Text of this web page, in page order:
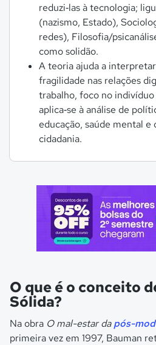
reduzi‑las à tecnologia;
(nazismo, Estado),
redes), Filosofia/
como solidão.
A teoria ajuda a
fragilidade nas relações
trabalho, foco no
aplica‑se à análise de
educação, saúde mental e
cidadania.
O que é o conceito
Sólida?
Na obra O mal-estar dapós-
primeira vez em 1997, Bauman